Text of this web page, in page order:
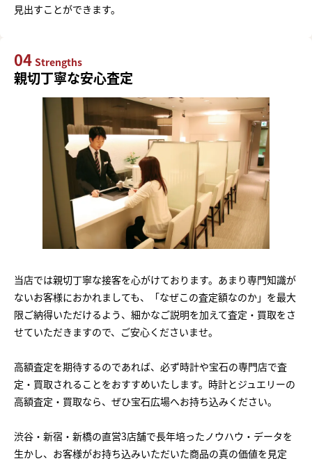
見出すことができます。
04 Strengths
親切丁寧な安心査定
当店では親切丁寧な接客を心がけております。あまり専門知識が
ないお客様におかれましても、「なぜこの査定額なのか」を最大
限ご納得いただけるよう、細かなご説明を加えて査定・買取をさ
せていただきますので、ご安心くださいませ。
高額査定を期待するのであれば、必ず時計や宝石の専門店で査
定・買取されることをおすすめいたします。時計とジュエリーの
高額査定・買取なら、ぜひ宝石広場へお持ち込みください。
渋谷・新宿・新橋の直営3店舗で長年培ったノウハウ・データを
生かし、お客様がお持ち込みいただいた商品の真の価値を見定